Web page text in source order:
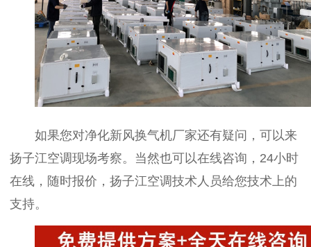
如果您对净化新风换气机厂家还有疑问，可以来
扬子江空调现场考察。当然也可以在线咨询，24小时
在线，随时报价，扬子江空调技术人员给您技术上的
支持。